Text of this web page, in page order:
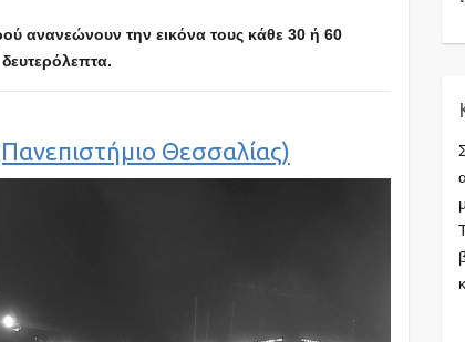
ανανεώνουν την εικόνα τους κάθε 30 ή 60
δευτερόλεπτα.
Θεσσαλίας)